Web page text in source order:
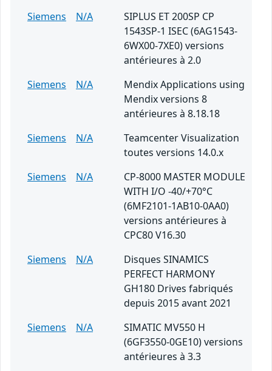
Siemens
N/A
SIPLUS ET 200SP CP
1543SP-1 ISEC (6AG1543-
6WX00-7XE0) versions
antérieures à 2.0
Siemens
N/A
Mendix Applications using
Mendix versions 8
antérieures à 8.18.18
Siemens
N/A
Teamcenter Visualization
toutes versions 14.0.x
Siemens
N/A
CP-8000 MASTER MODULE
WITH I/O -40/+70°C
(6MF2101-1AB10-0AA0)
versions antérieures à
CPC80 V16.30
Siemens
N/A
Disques SINAMICS
PERFECT HARMONY
GH180 Drives fabriqués
depuis 2015 avant 2021
Siemens
N/A
SIMATIC MV550 H
(6GF3550-0GE10) versions
antérieures à 3.3